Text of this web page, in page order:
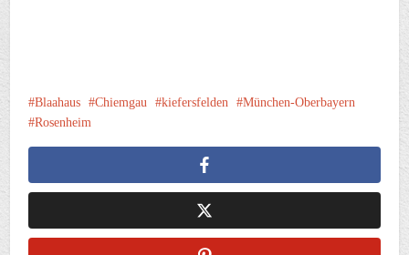
Blaahaus Chiemgau kiefersfelden
München-Oberbayern
Rosenheim